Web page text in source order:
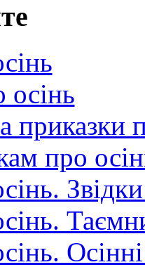
осінь
приказки
про